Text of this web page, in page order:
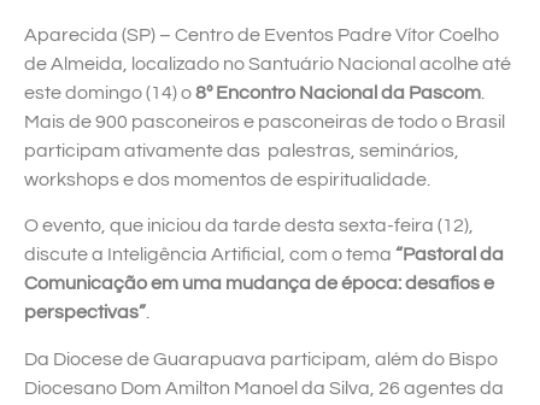
Aparecida (SP) – Centro de Eventos Padre Vítor Coelho
de Almeida, localizado no Santuário Nacional acolhe até
este domingo (14) o8º Encontro Nacional da Pascom
Mais de 900 pasconeiros e pasconeiras de todo o Brasil
participam ativamente das palestras, seminários,
workshops e dos momentos de espiritualidade.
O evento, que iniciou da tarde desta sexta-feira (12),
discute a Inteligência Artificial, com o tema “Pastoral da
Comunicação em uma mudança de época: desafios e
perspectivas”.
Da Diocese de Guarapuava participam, além do Bispo
Diocesano Dom Amilton Manoel da Silva, 26 agentes da